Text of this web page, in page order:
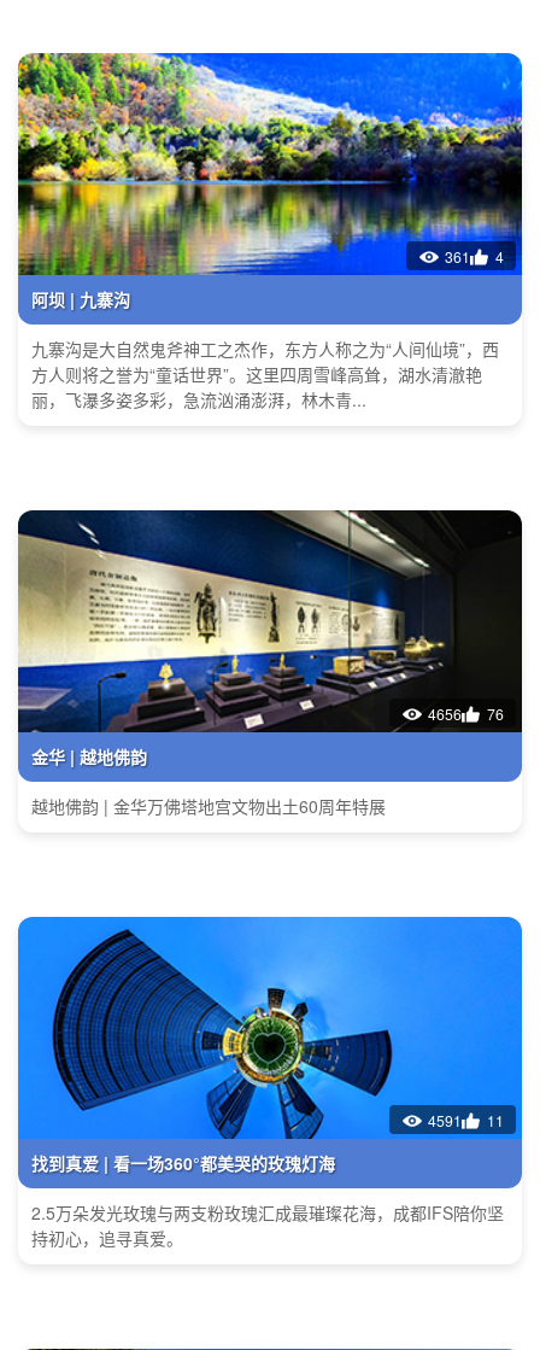
361 4
阿坝 | 九寨沟
九寨沟是大自然鬼斧神工之杰作，东方人称之为“人间仙境”，西
方人则将之誉为“童话世界”。这里四周雪峰高耸，湖水清澈艳
丽，飞瀑多姿多彩，急流汹涌澎湃，林木青...
4656 76
金华 | 越地佛韵
越地佛韵 | 金华万佛塔地宫文物出土60周年特展
4591 11
找到真爱 | 看一场360°都美哭的玫瑰灯海
2.5万朵发光玫瑰与两支粉玫瑰汇成最璀璨花海，成都IFS陪你坚
持初心，追寻真爱。